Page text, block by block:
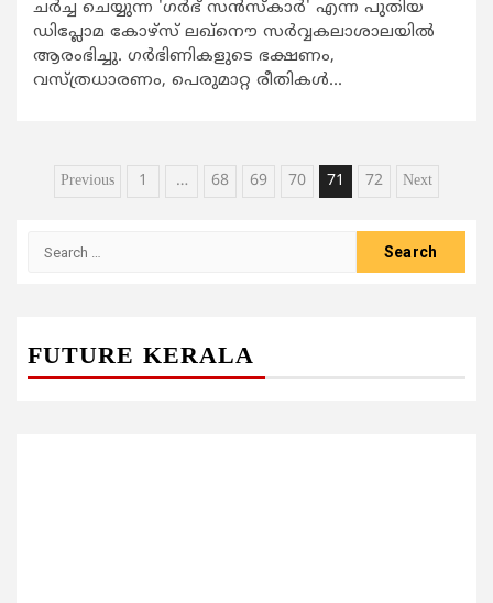
ചർച്ച ചെയ്യുന്ന 'ഗർഭ് സൻസ്കാർ' എന്ന പുതിയ
ഡിപ്ലോമ കോഴ്സ് ലഖ്നൌ സർവ്വകലാശാലയിൽ
ആരംഭിച്ചു. ഗർഭിണികളുടെ ഭക്ഷണ‌ം,
വസ്ത്രധാരണം, പെരുമാറ്റ രീതികൾ...
Posts
Previous 1 … 68 69 70 71 72 Next
FUTURE KERALA